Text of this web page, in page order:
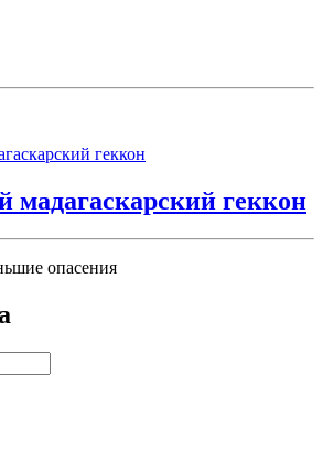
мадагаскарский геккон
опасения